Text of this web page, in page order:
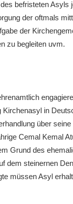
befristeten Asyls
der oftmals
der
zu begleiten uvm.
Kirchenasyl in
über seine
Cemal Kemal
Grund des
dem steinernen
müssen Asyl